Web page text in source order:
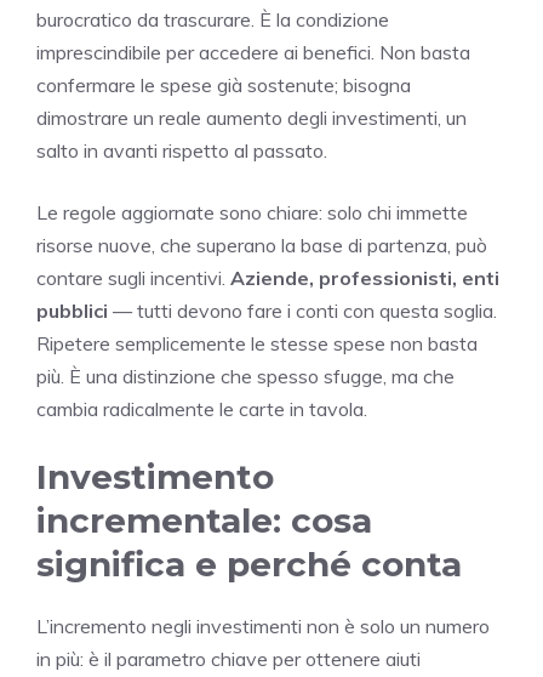
burocratico da trascurare. È la condizione
imprescindibile per accedere ai benefici. Non basta
confermare le spese già sostenute; bisogna
dimostrare un reale aumento degli investimenti, un
salto in avanti rispetto al passato.
Le regole aggiornate sono chiare: solo chi immette
risorse nuove, che superano la base di partenza, può
contare sugli incentivi. Aziende, professionisti, enti
pubblici — tutti devono fare i conti con questa soglia.
Ripetere semplicemente le stesse spese non basta
più. È una distinzione che spesso sfugge, ma che
cambia radicalmente le carte in tavola.
Investimento
incrementale: cosa
significa e perché conta
L’incremento negli investimenti non è solo un numero
in più: è il parametro chiave per ottenere aiuti